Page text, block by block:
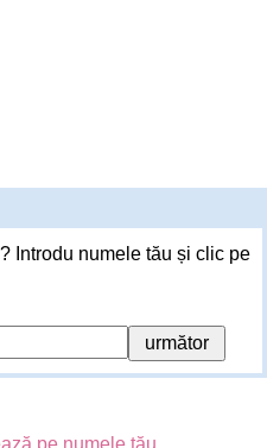
Introdu numele tău și clic pe
pe numele tău